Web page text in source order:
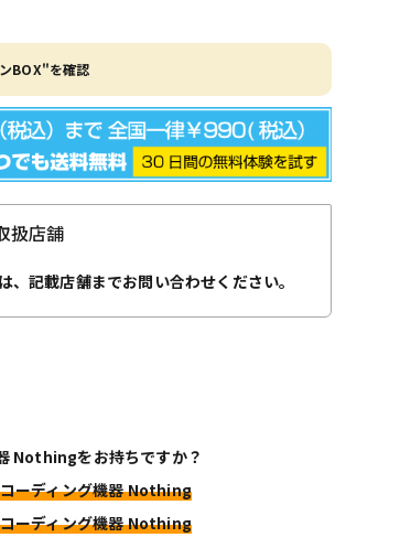
BOX"を確認
扱店舗
記載店舗までお問い合わせください。
Nothingをお持ちですか？
ーディング機器 Nothing
ーディング機器 Nothing